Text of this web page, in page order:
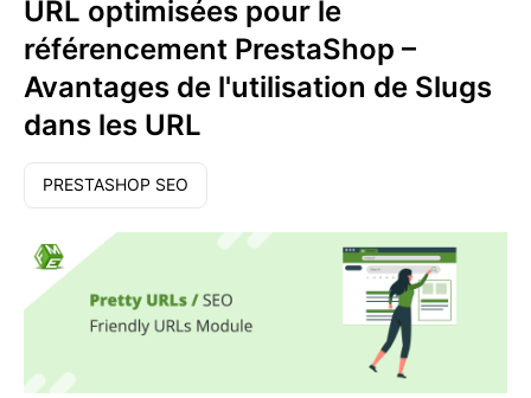
URL optimisées pour le
référencement PrestaShop –
Avantages de l'utilisation de Slugs
dans les URL
PRESTASHOP SEO